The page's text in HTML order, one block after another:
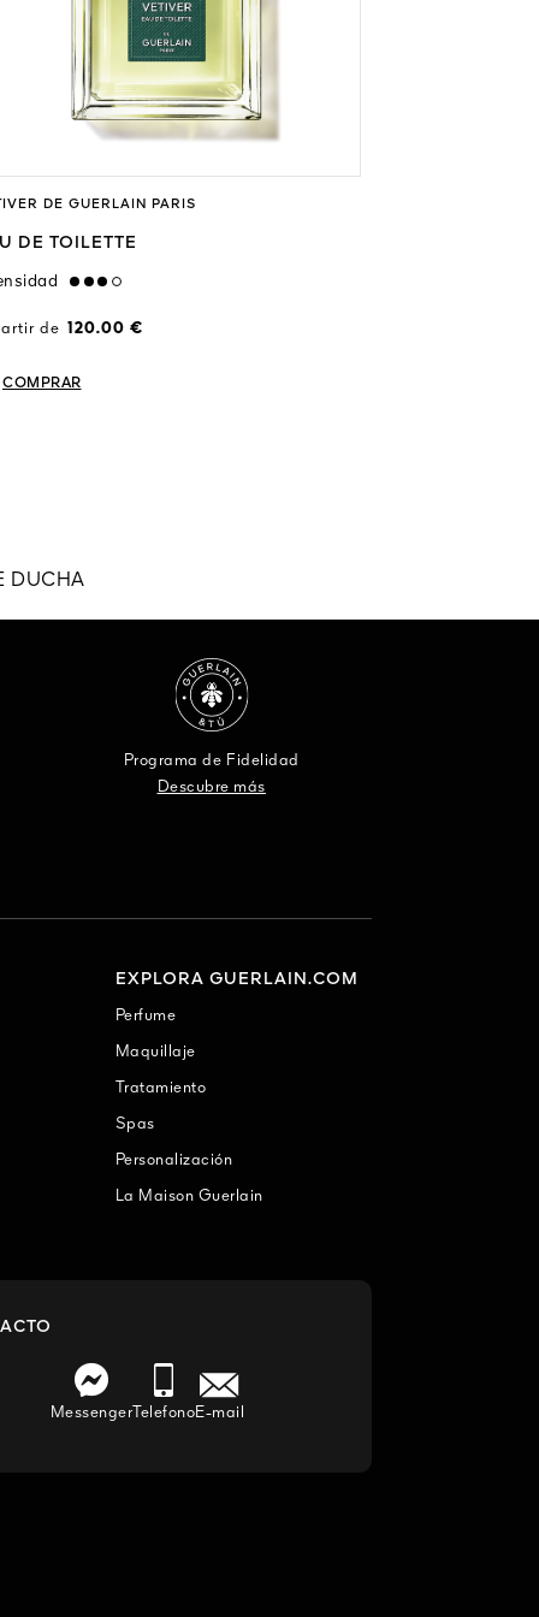
DE GUERLAIN PARIS
DE TOILETTE
high
de 120.00 €
COMPRAR
DUCHA
Programa de Fidelidad
Descubre más
EXPLORA GUERLAIN.COM
Perfume
Maquillaje
Tratamiento
Spas
Personalización
La Maison Guerlain
MessengerTelefonoE-mail